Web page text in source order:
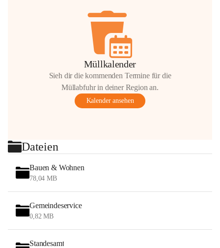
Müllkalender
Sieh dir die kommenden Termine für die
Müllabfuhr in deiner Region an.
Kalender ansehen
Dateien
Bauen & Wohnen
78,04 MB
Gemeindeservice
0,82 MB
Standesamt